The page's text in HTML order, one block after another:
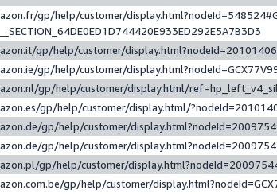
gp/help/customer/
gp/help/customer/
gp/help/customer/
gp/help/customer/display.html/
gp/help/customer/display.html/
gp/help/customer/
gp/help/customer/
gp/help/customer/
gp/help/customer/